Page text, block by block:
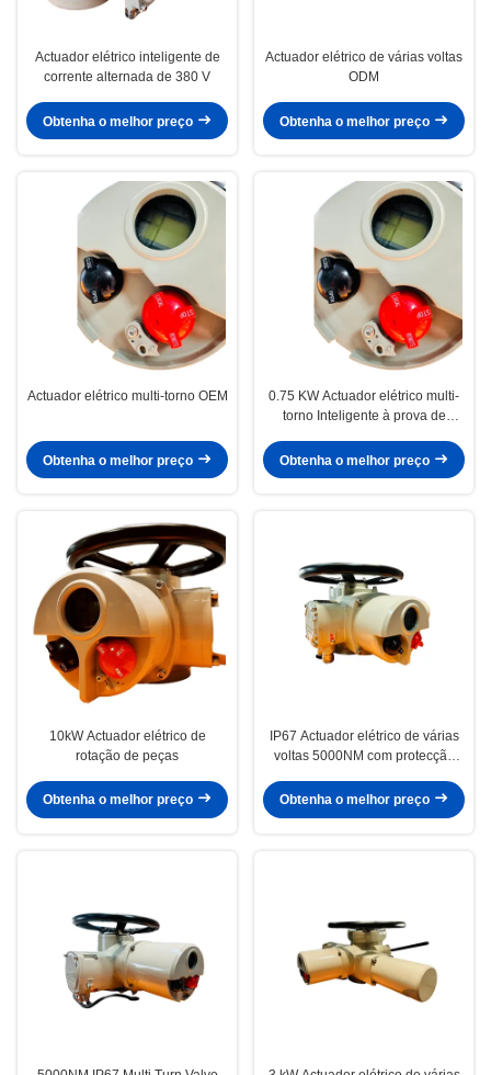
Actuador elétrico inteligente de
corrente alternada de 380 V
Obtenha o melhor preço
Actuador elétrico de várias voltas
ODM
Obtenha o melhor preço
Actuador elétrico multi-torno OEM
Obtenha o melhor preço
0.75 KW Actuador elétrico multi-
torno Inteligente à prova de
Obtenha o melhor preço
10kW Actuador elétrico de
rotação de peças
Obtenha o melhor preço
IP67 Actuador elétrico de várias
voltas 5000NM com protecção
Obtenha o melhor preço